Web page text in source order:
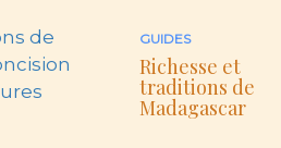
GUIDES
Richesse et
traditions de
Madagascar